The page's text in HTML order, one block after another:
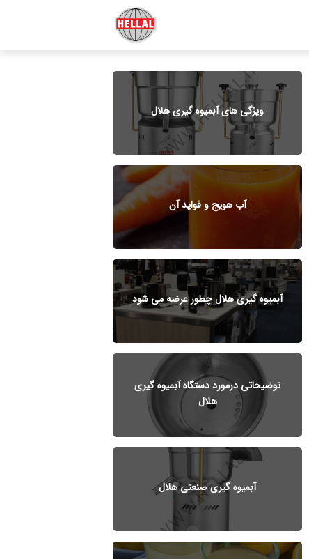
ویژگی های آبمیوه گیری هلال
آب هویج و فواید آن
آبمیوه گیری هلال چطور عرضه می شود
توضیحاتی درمورد دستگاه آبمیوه گیری
هلال
آبمیوه گیری صنعتی هلال